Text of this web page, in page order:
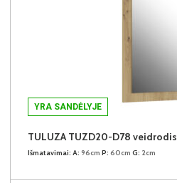
YRA SANDĖLYJE
TULUZA TUZD20-D78 veidrodis
Išmatavimai: A: 96cm P: 60cm G: 2cm